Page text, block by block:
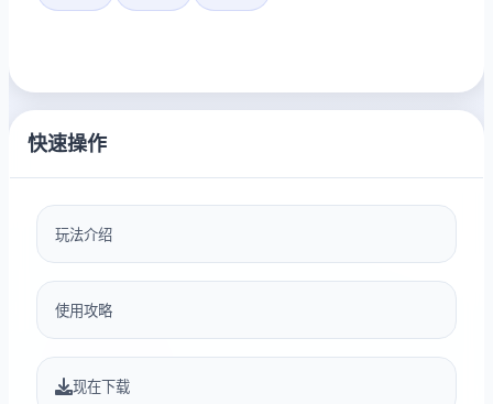
快速操作
玩法介绍
使用攻略
现在下载